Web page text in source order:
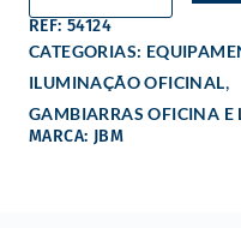
REF: 54124
CATEGORIAS:
ILUMINAÇÃO OFICINAL,
GAMBIARRAS OFICINA E
MARCA: JBM